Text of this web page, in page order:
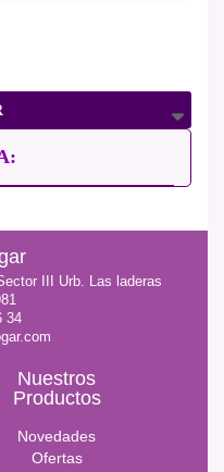
III Urb. Las laderas
34
Nuestros
Productos
Novedades
Ofertas